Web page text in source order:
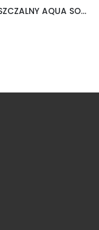
THETFORD PAPIER TOALETOWY ROZPUSZCZALNY AQUA SOFT 6 ROLEK